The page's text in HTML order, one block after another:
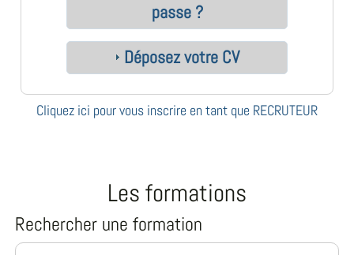
passe ?
Déposez votre CV
Cliquez ici pour vous inscrire en tant que RECRUTEUR
Les formations
Rechercher une formation